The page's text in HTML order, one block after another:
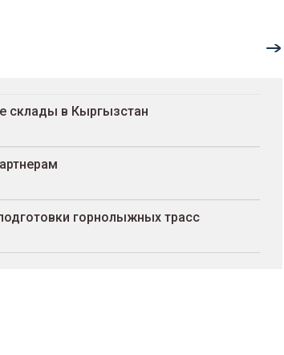
склады в Кыргызстан
горнолыжных трасс